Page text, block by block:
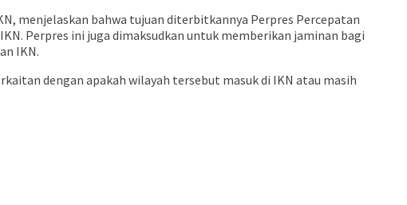
menjelaskan bahwa tujuan diterbitkannya Perpres Percepatan
Perpres ini juga dimaksudkan untuk memberikan jaminan bagi
IKN.
dengan apakah wilayah tersebut masuk di IKN atau masih